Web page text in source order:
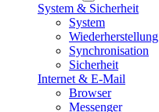
System & Sicherheit
System
Wiederherstellung
Synchronisation
Sicherheit
Internet & E-Mail
Browser
Messenger